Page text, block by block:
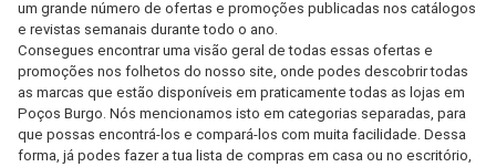
um grande número de ofertas e promoções publicadas nos catálogos
e revistas semanais durante todo o ano.
Consegues encontrar uma visão geral de todas essas ofertas e
promoções nos folhetos do nosso site, onde podes descobrir todas
as marcas que estão disponíveis em praticamente todas as lojas em
Poços Burgo. Nós mencionamos isto em categorias separadas, para
que possas encontrá-los e compará-los com muita facilidade. Dessa
forma, já podes fazer a tua lista de compras em casa ou no escritório,